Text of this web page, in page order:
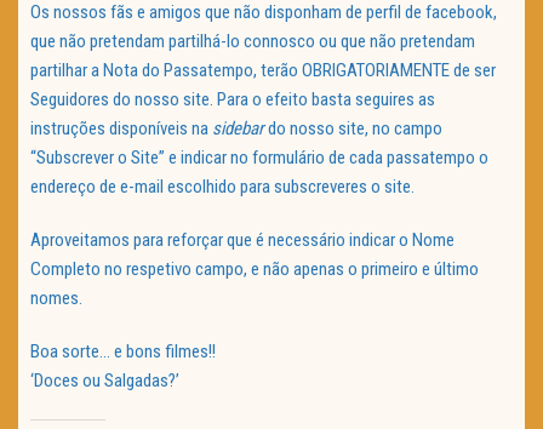
Os nossos fãs e amigos que não disponham de perfil de facebook,
que não pretendam partilhá-lo connosco ou que não pretendam
partilhar a Nota do Passatempo, terão OBRIGATORIAMENTE de ser
Seguidores do nosso site. Para o efeito basta seguires as
instruções disponíveis na sidebardo nosso site, no campo
“Subscrever o Site” e indicar no formulário de cada passatempo o
endereço de e-mail escolhido para subscreveres o site.
Aproveitamos para reforçar que é necessário indicar o Nome
Completo no respetivo campo, e não apenas o primeiro e último
nomes.
Boa sorte… e bons filmes!!
‘Doces ou Salgadas?’